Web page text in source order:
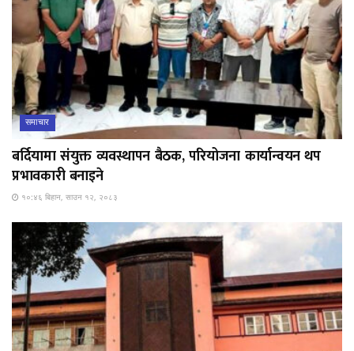
समाचार
बर्दियामा संयुक्त व्यवस्थापन बैठक, परियोजना कार्यान्वयन थप
प्रभावकारी बनाइने
१०:४६ बिहान, साउन १२, २०८३